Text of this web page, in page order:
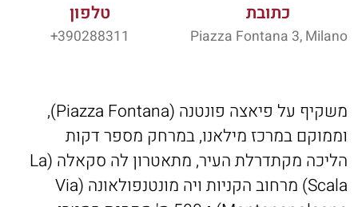
כתובת
Piazza Fontana 3, Milano
טלפון
390288311+
משקיף על פיאצה פונטנה (Piazza Fontana),
וממוקם במרכז מילאנו, במרחק מספר דקות
הליכה מקתדרלת העיר, מתאטרון לה סקאלה (La
Scala) מרחוב הקניות ויה מונטנפולאונה (Via